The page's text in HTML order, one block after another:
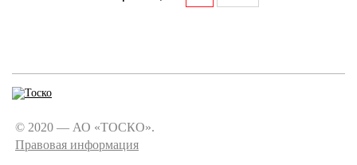
© 2020 — АО «ТОСКО».
Правовая информация